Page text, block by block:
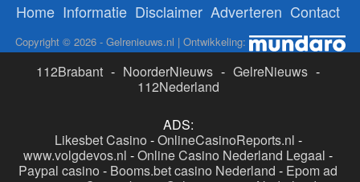
Home Informatie Disclaimer Adverteren Contact
Copyright © 2026 - Gelrenieuws.nl | Ontwikkeling:
112Brabant - NoorderNieuws - GelreNieuws -
112Nederland
ADS:
Likesbet Casino -OnlineCasinoReports.nl -
www.volgdevos.nl -Online Casino Nederland Legaal -
Paypal casino - Booms.bet casino Nederland - Epom ad